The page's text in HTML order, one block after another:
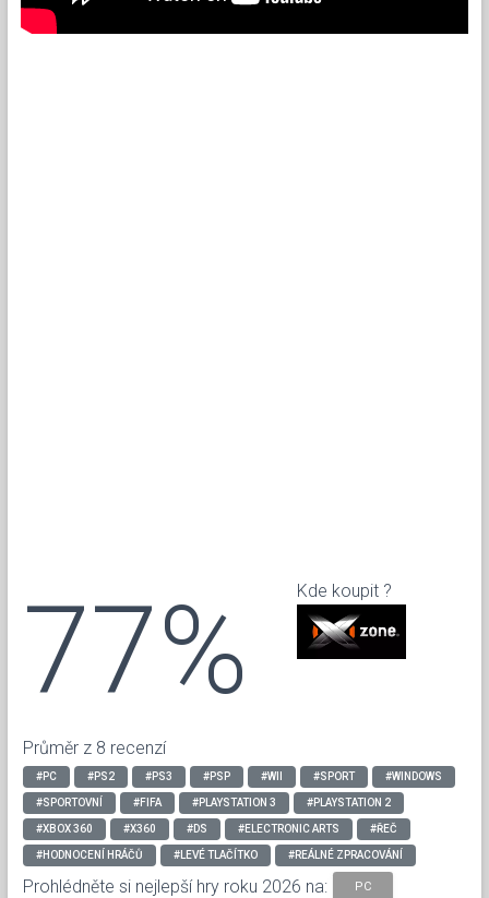
77%
Průměr z 8 recenzí
Kde koupit ?
#PC #PS2 #PS3 #PSP #WII #SPORT #WINDOWS
#SPORTOVNÍ #FIFA #PLAYSTATION 3 #PLAYSTATION 2
#XBOX 360 #X360 #DS #ELECTRONIC ARTS #ŘEČ
#HODNOCENÍ HRÁČŮ #LEVÉ TLAČÍTKO #REÁLNÉ ZPRACOVÁNÍ
Prohlédněte si nejlepší hry roku 2026 na: PC